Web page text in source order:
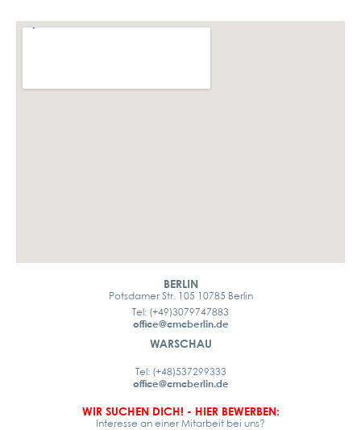
BERLIN
Potsdamer Str. 105 10785 Berlin
Tel: (+49)3079747883
office@cmcberlin.de
WARSCHAU
Tel: (+48)537299333
office@cmcberlin.de
WIR SUCHEN DICH! - HIER BEWERBEN:
Interesse an einer Mitarbeit bei uns?